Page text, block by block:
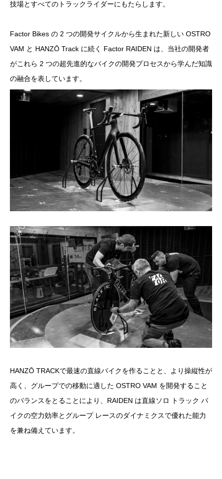
技場とすべてのトラックライダーにもたらします。
Factor Bikes の 2 つの開発サイクルから生まれた新しい OSTRO
VAM と HANZŌ Track に続く Factor RAIDEN は、当社の開発者
がこれら 2 つの超先進的なバイクの開発プロセスから学んだ知識
の融合を表しています。
HANZŌ TRACKで最速の直線バイクを作ることと、より操縦性が
高く、グループでの移動に適した OSTRO VAM を開発すること
のバランスをとることにより、RAIDEN は直線ソロ トラック バ
イクの空力効率とグループ レースのダイナミクスで優れた能力
を兼ね備えています。